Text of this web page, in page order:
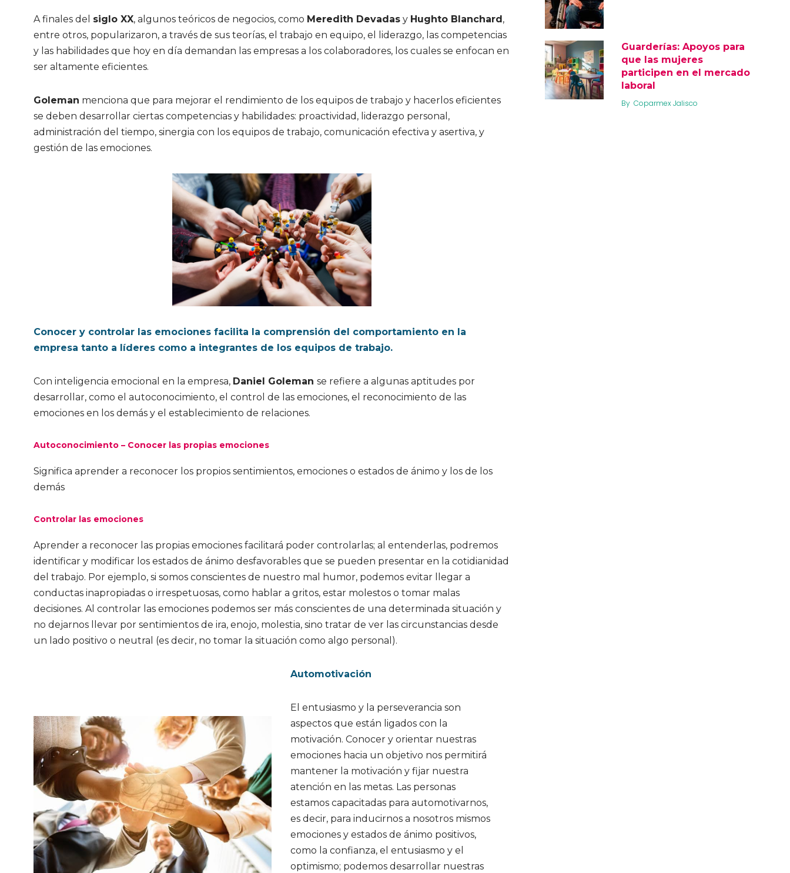
A finales del siglo XX, algunos teóricos de negocios, como Meredith Devadas y Hughto Blanchard,
entre otros, popularizaron, a través de sus teorías, el trabajo en equipo, el liderazgo, las competencias
y las habilidades que hoy en día demandan las empresas a los colaboradores, los cuales se enfocan en
ser altamente eficientes.
Goleman menciona que para mejorar el rendimiento de los equipos de trabajo y hacerlos eficientes
se deben desarrollar ciertas competencias y habilidades: proactividad, liderazgo personal,
administración del tiempo, sinergia con los equipos de trabajo, comunicación efectiva y asertiva, y
gestión de las emociones.
Conocer y controlar las emociones facilita la comprensión del comportamiento en la
empresa tanto a líderes como a integrantes de los equipos de trabajo.
Con inteligencia emocional en la empresa, Daniel Goleman se refiere a algunas aptitudes por
desarrollar, como el autoconocimiento, el control de las emociones, el reconocimiento de las
emociones en los demás y el establecimiento de relaciones.
Autoconocimiento – Conocer las propias emociones
Significa aprender a reconocer los propios sentimientos, emociones o estados de ánimo y los de los
demás
Controlar las emociones
Aprender a reconocer las propias emociones facilitará poder controlarlas; al entenderlas, podremos
identificar y modificar los estados de ánimo desfavorables que se pueden presentar en la cotidianidad
del trabajo. Por ejemplo, si somos conscientes de nuestro mal humor, podemos evitar llegar a
conductas inapropiadas o irrespetuosas, como hablar a gritos, estar molestos o tomar malas
decisiones. Al controlar las emociones podemos ser más conscientes de una determinada situación y
no dejarnos llevar por sentimientos de ira, enojo, molestia, sino tratar de ver las circunstancias desde
un lado positivo o neutral (es decir, no tomar la situación como algo personal).
Automotivación
El entusiasmo y la perseverancia son
aspectos que están ligados con la
motivación. Conocer y orientar nuestras
emociones hacia un objetivo nos permitirá
mantener la motivación y fijar nuestra
atención en las metas. Las personas
estamos capacitadas para automotivarnos,
es decir, para inducirnos a nosotros mismos
emociones y estados de ánimo positivos,
como la confianza, el entusiasmo y el
optimismo; podemos desarrollar nuestras
Guarderías: Apoyos para
que las mujeres
participen en el mercado
laboral
By Coparmex Jalisco